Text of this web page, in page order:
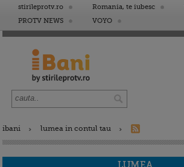
stirileprotv.ro Romania, te iubesc
PROTV NEWS
VOYO
ibani lumea in contul tau